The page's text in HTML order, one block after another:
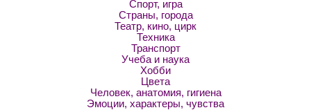
Спорт, игра
Страны, города
Театр, кино, цирк
Техника
Транспорт
Учеба и наука
Хобби
Цвета
Человек, анатомия, гигиена
Эмоции, характеры, чувства